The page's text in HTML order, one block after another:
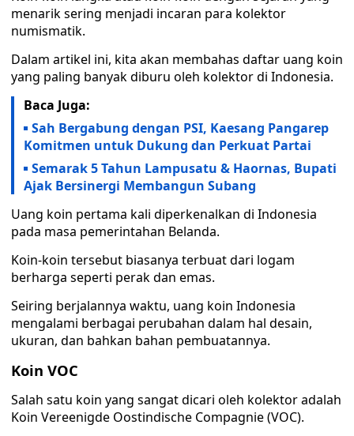
menarik sering menjadi incaran para kolektor
numismatik.
Dalam artikel ini, kita akan membahas daftar uang koin
yang paling banyak diburu oleh kolektor di Indonesia.
Baca Juga:
Sah Bergabung dengan PSI, Kaesang Pangarep
Komitmen untuk Dukung dan Perkuat Partai
Semarak 5 Tahun Lampusatu & Haornas, Bupati
Ajak Bersinergi Membangun Subang
Uang koin pertama kali diperkenalkan di Indonesia
pada masa pemerintahan Belanda.
Koin-koin tersebut biasanya terbuat dari logam
berharga seperti perak dan emas.
Seiring berjalannya waktu, uang koin Indonesia
mengalami berbagai perubahan dalam hal desain,
ukuran, dan bahkan bahan pembuatannya.
Koin VOC
Salah satu koin yang sangat dicari oleh kolektor adalah
Koin Vereenigde Oostindische Compagnie (VOC).